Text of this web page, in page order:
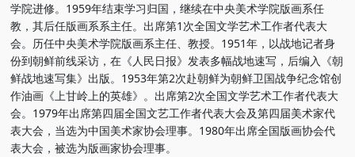
学院进修。1959年结束学习归国，继续在中央美术学院版画系任
教，其后任版画系系主任。出席第1次全国文学艺术工作者代表大
会。历任中央美术学院版画系主任、教授。1951年，以战地记者身
份到朝鲜前线采访，在《人民日报》发表多幅战地速写，后编入《朝
鲜战地速写集》出版。1953年第2次赴朝鲜为朝鲜卫国战争纪念馆创
作油画《上甘岭上的英雄》。出席第2次全国文学艺术工作者代表大
会。1979年出席第四届全国文艺工作者代表大会及第四届美术家代
表大会，当选为中国美术家协会理事。1980年出席全国版画协会代
表大会，被选为版画家协会理事。